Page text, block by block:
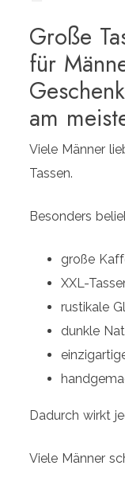
Große
für
am
Viele Männer
Tassen.
Besonders
große
XXL-
rustikale
dunkle
Dadurch wirkt
Viele Männer